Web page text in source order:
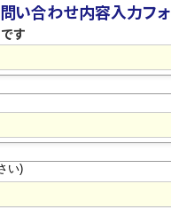
い合わせ内容入力フ
です
い)